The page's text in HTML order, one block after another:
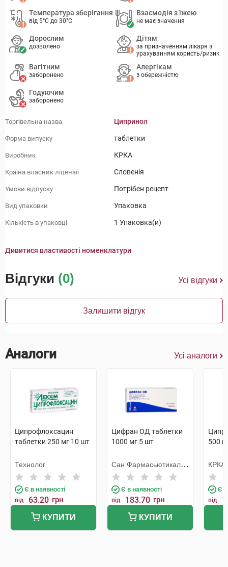
Температура зберігання
від 5°C до 30°C
Взаємодія з їжею
не має значення
Дорослим
дозволено
Дітям
за призначенням лікаря з
урахуванням користь/ризик
Вагітним
заборонено
Алергікам
з обережністю
Годуючим
заборонено
Торгівельна назва Ципринол
Форма випуску таблетки
Виробник КРКА
Країна власник ліцензії Словенія
Умови відпуску Потрібен рецепт
Вид упаковки Упаковка
Кількість в упаковці 1 Упаковка(и)
Дивитися властивості номенклатури
Відгуки (0) Усі відгуки
Залишити відгук
Аналоги Усі аналоги
Ципрофлоксацин
таблетки 250 мг 10 шт
Технолог
Є в наявності
від 63.20 грн
КУПИТИ
Цифран ОД таблетки
1000 мг 5 шт
Сан Фармасьютикал
Індастріз
Є в наявності
від 183.70 грн
КУПИТИ
500
КРКА
Є в
від